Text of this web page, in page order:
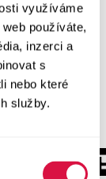
využíváme
používáte,
inzerci a
s
nebo které
služby.